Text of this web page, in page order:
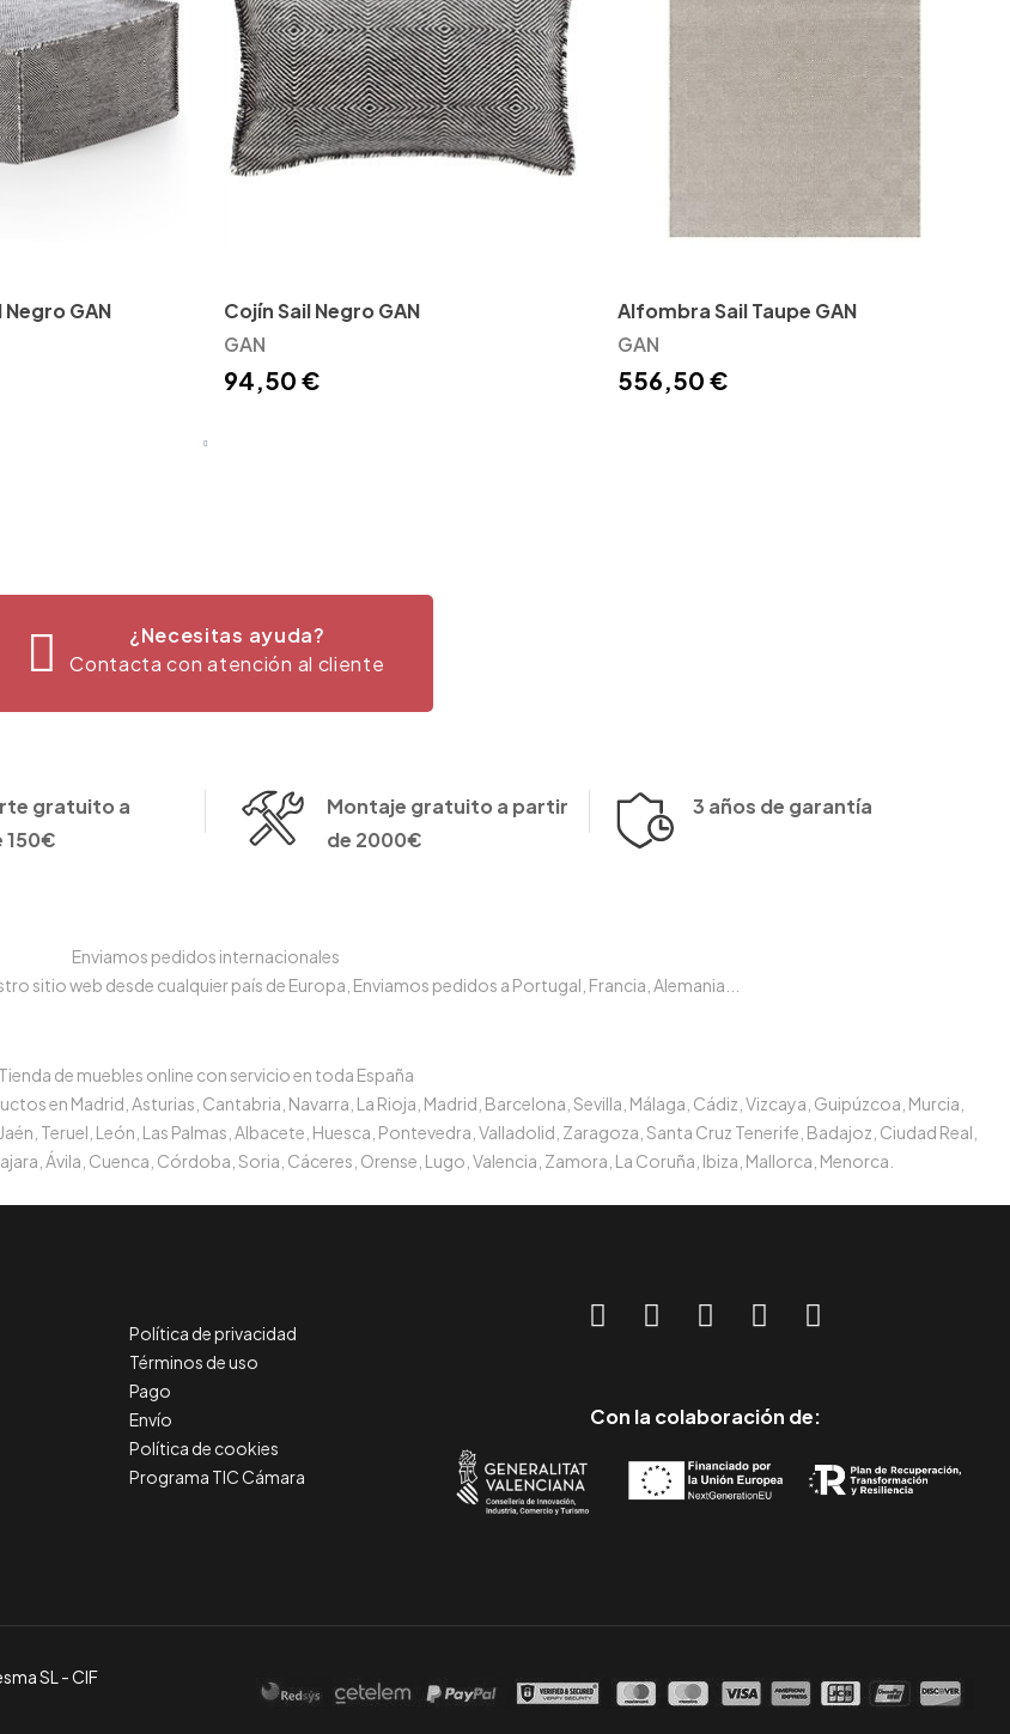
GAN
Cojín Sail Negro GAN
GAN
94,50 €
Alfombra Sail Taupe GAN
GAN
556,50 €
¿Necesitas ayuda?
Contacta con atención al cliente
gratuito a
150€
Montaje gratuito a partir
de 2000€
3 años de garantía
Enviamos pedidos internacionales
sitio web desde cualquier país de Europa, Enviamos pedidos a Portugal, Francia, Alemania...
Tienda de muebles online con servicio en toda España
en Madrid, Asturias, Cantabria, Navarra, La Rioja, Madrid, Barcelona, Sevilla, Málaga, Cádiz, Vizcaya, Guipúzcoa, Murcia,
Teruel, León, Las Palmas, Albacete, Huesca, Pontevedra, Valladolid, Zaragoza, Santa Cruz Tenerife, Badajoz, Ciudad Real,
Ávila, Cuenca, Córdoba, Soria, Cáceres, Orense, Lugo, Valencia, Zamora, La Coruña, Ibiza, Mallorca, Menorca.
Política de privacidad
Términos de uso
Pago
Envío
Política de cookies
Programa TIC Cámara
Con la colaboración de:
SL - CIF